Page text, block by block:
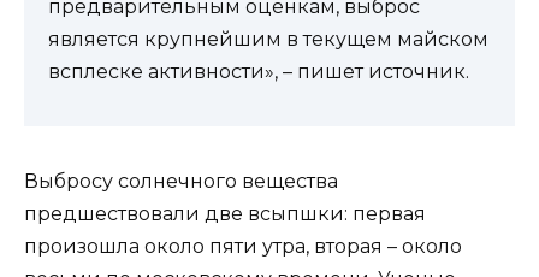
предварительным оценкам, выброс
является крупнейшим в текущем майском
всплеске активности», – пишет источник.
Выбросу солнечного вещества
предшествовали две всыпшки: первая
произошла около пяти утра, вторая – около